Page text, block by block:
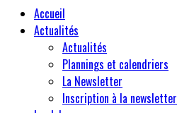
Accueil
Actualités
Actualités
Plannings et calendriers
La Newsletter
Inscription à la newsletter